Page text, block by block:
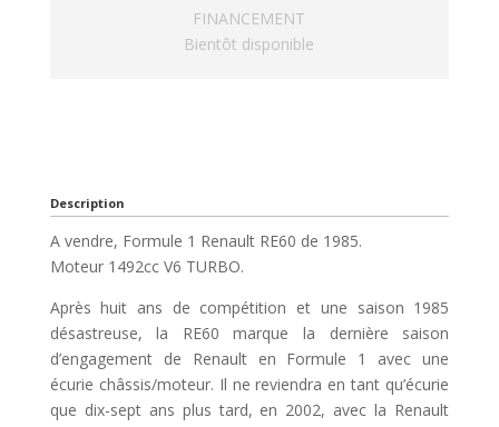
FINANCEMENT
Bientôt disponible
Description
A vendre, Formule 1 Renault RE60 de 1985.
Moteur 1492cc V6 TURBO.
Après huit ans de compétition et une saison 1985
désastreuse, la RE60 marque la dernière saison
d’engagement de Renault en Formule 1 avec une
écurie châssis/moteur. Il ne reviendra en tant qu’écurie
que dix-sept ans plus tard, en 2002, avec la Renault